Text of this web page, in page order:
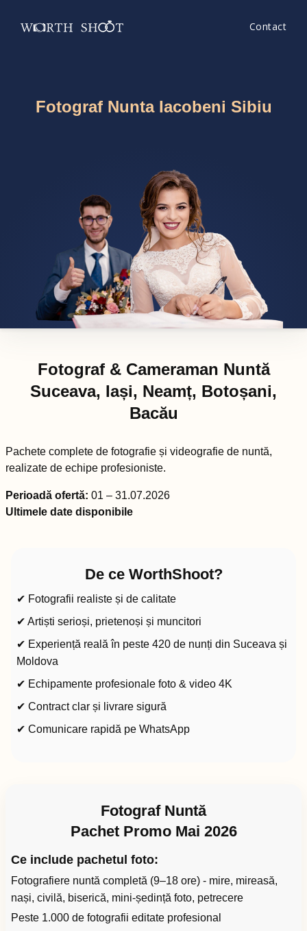
Contact
Fotograf Nunta Iacobeni Sibiu
Fotograf & Cameraman Nuntă
Suceava, Iași, Neamț, Botoșani,
Bacău
Pachete complete de fotografie și videografie de nuntă,
realizate de echipe profesioniste.
Perioadă ofertă: 01 – 31.07.2026
Ultimele date disponibile
De ce WorthShoot?
✔ Fotografii realiste și de calitate
✔ Artiști serioși, prietenoși și muncitori
✔ Experiență reală în peste 420 de nunți din Suceava și
Moldova
✔ Echipamente profesionale foto & video 4K
✔ Contract clar și livrare sigură
✔ Comunicare rapidă pe WhatsApp
Fotograf Nuntă
Pachet Promo Mai 2026
Ce include pachetul foto:
Fotografiere nuntă completă (9–18 ore) - mire, mireasă,
nași, civilă, biserică, mini-ședință foto, petrecere
Peste 1.000 de fotografii editate profesional